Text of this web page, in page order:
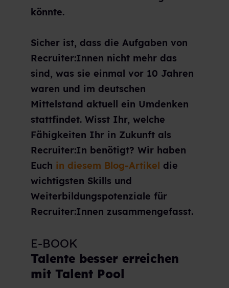
könnte.
Sicher ist, dass die Aufgaben von
Recruiter:Innen nicht mehr das
sind, was sie einmal vor 10 Jahren
waren und im deutschen
Mittelstand aktuell ein Umdenken
stattfindet. Wisst Ihr, welche
Fähigkeiten Ihr in Zukunft als
Recruiter:In benötigt? Wir haben
Euch in diesem Blog-Artikel die
wichtigsten Skills und
Weiterbildungspotenziale für
Recruiter:Innen zusammengefasst.
E-BOOK
Talente besser erreichen
mit Talent Pool